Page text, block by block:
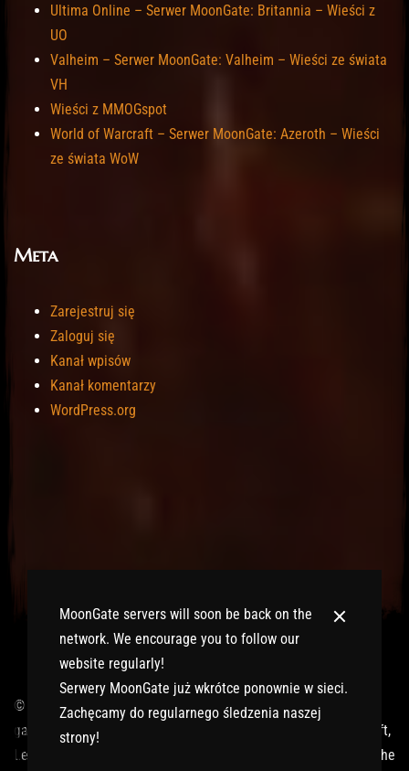
Ultima Online – Serwer MoonGate: Britannia – Wieści z
UO
Valheim – Serwer MoonGate: Valheim – Wieści ze świata
VH
Wieści z MMOGspot
World of Warcraft – Serwer MoonGate: Azeroth – Wieści
ze świata WoW
Meta
Zarejestruj się
Zaloguj się
Kanał wpisów
Kanał komentarzy
WordPress.org
© 2017-2026 MMOGspot. The logos and names of individual
games (Ultima Online, Valheim, Conan Exiles, World of Warcraft,
Legends of Aria, Black Desert Online, The End, Archeage) are the
MoonGate servers will soon be back on the
network. We encourage you to follow our
website regularly!
Serwery MoonGate już wkrótce ponownie w sieci.
Zachęcamy do regularnego śledzenia naszej
strony!